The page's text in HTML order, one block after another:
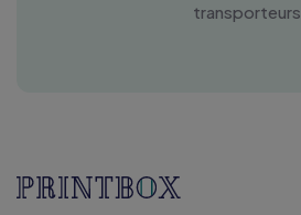
transporteurs